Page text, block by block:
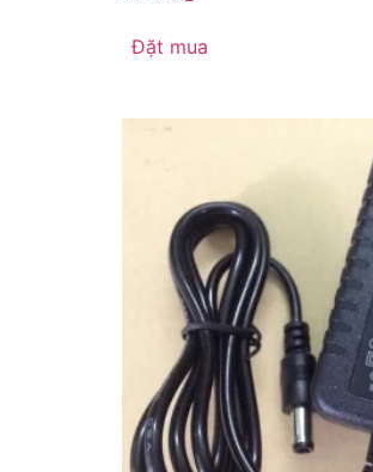
Đặt mua